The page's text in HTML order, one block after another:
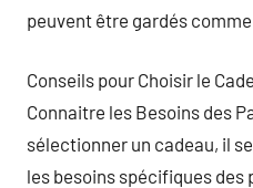
peuvent être gardés
Conseils pour Choisir le
Connaitre les Besoins des
sélectionner un cadeau, il
les besoins spécifiques